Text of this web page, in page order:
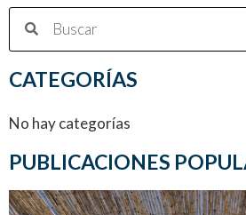
CATEGORÍAS
No hay categorías
PUBLICACIONES